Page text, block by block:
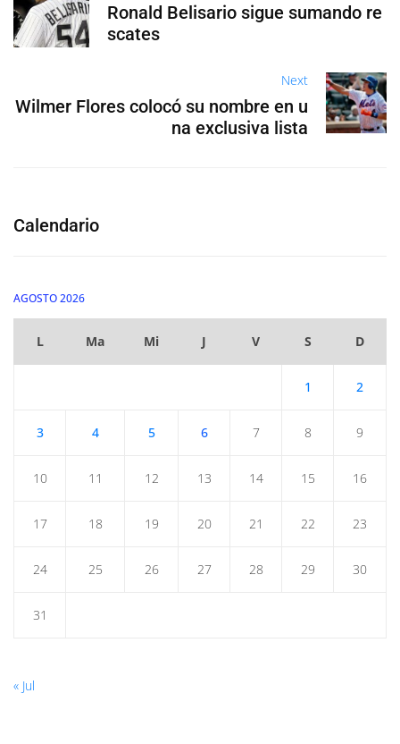
Ronald Belisario sigue sumando re
scates
Next
Wilmer Flores colocó su nombre en u
na exclusiva lista
Calendario
AGOSTO 2026
L Ma Mi J V S D
1 2
3 4 5 6 7 8 9
10 11 12 13 14 15 16
17 18 19 20 21 22 23
24 25 26 27 28 29 30
31
« Jul